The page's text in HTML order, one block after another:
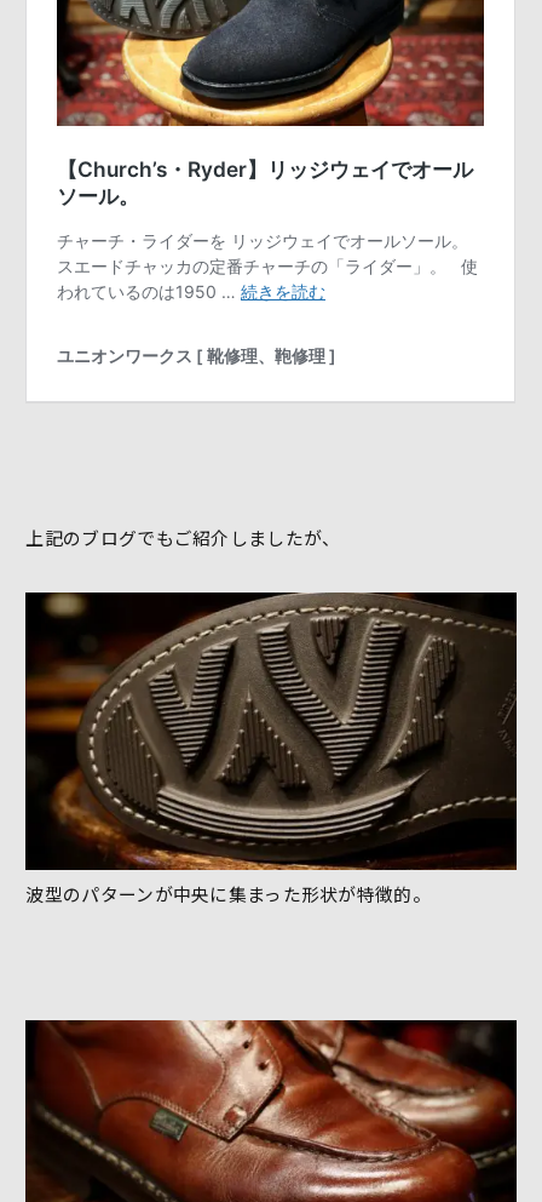
上記のブログでもご紹介しましたが、
波型のパターンが中央に集まった形状が特徴的。